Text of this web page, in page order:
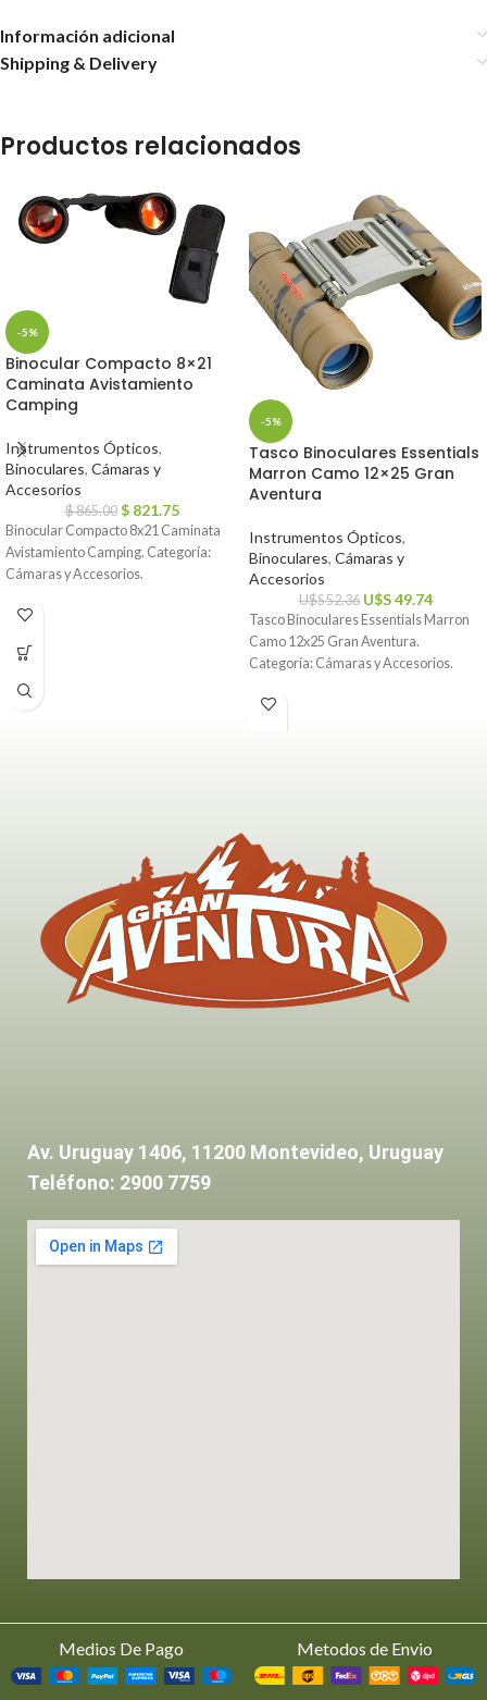
Información adicional
Shipping & Delivery
Productos relacionados
-5%
Binocular Compacto 8×21
Caminata Avistamiento
Camping
Instrumentos Ópticos,
Binoculares, Cámaras y
Accesorios
$865.00 $ 821.75
Binocular Compacto 8x21 Caminata
Avistamiento Camping. Categoría:
Cámaras y Accesorios.
-5%
Tasco Binoculares Essentials
Marron Camo 12×25 Gran
Aventura
Instrumentos Ópticos,
Binoculares, Cámaras y
Accesorios
U$S52.36 U$S49.74
Tasco Binoculares Essentials Marron
Camo 12x25 Gran Aventura.
Categoría: Cámaras y Accesorios.
Av. Uruguay 1406, 11200 Montevideo, Uruguay
Teléfono: 2900 7759
Medios De Pago Metodos de Envio